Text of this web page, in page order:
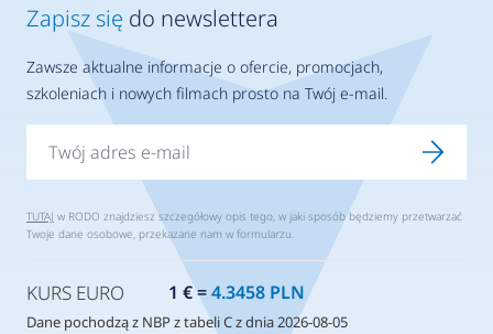
Zapisz się do newslettera
Zawsze aktualne informacje o ofercie, promocjach,
szkoleniach i nowych filmach prosto na Twój e-mail.
TUTAJ w RODO znajdziesz szczegółowy opis tego, w jaki sposób będziemy przetwarzać
Twoje dane osobowe, przekazane nam w formularzu.
KURS EURO 1 € =4.3458 PLN
Dane pochodzą z NBP z tabeli C z dnia 2026-08-05